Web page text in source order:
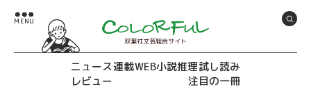
双葉社文芸総合サイト
ニュース連載WEB小説推理試し読み
レビュー
注目の一冊